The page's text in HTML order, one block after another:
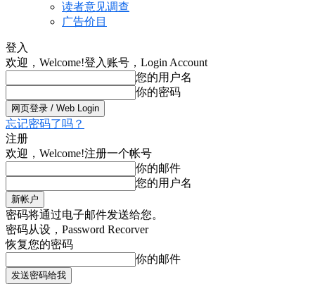
读者意见调查
广告价目
登入
欢迎，Welcome!登入账号，Login Account
您的用户名
你的密码
忘记密码了吗？
注册
欢迎，Welcome!注册一个帐号
你的邮件
您的用户名
密码将通过电子邮件发送给您。
密码从设，Password Recorver
恢复您的密码
你的邮件